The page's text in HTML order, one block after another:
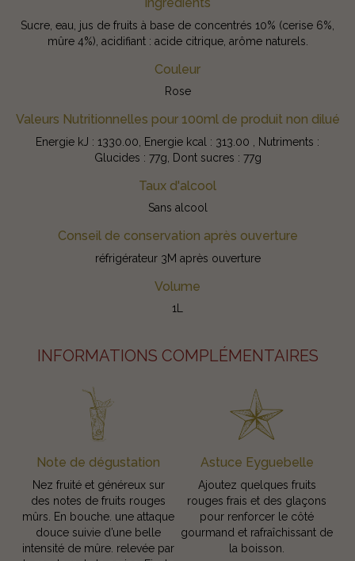
Sucre, eau, jus de fruits à base de concentrés 10% (cerise 6%,
mûre 4%), acidifiant : acide citrique, arôme naturels.
Couleur
Rose
Valeurs Nutritionnelles pour 100ml de produit non dilué
Energie kJ : 1330.00, Energie kcal : 313.00 , Nutriments :
Glucides : 77g, Dont sucres : 77g
Taux d'alcool
Sans alcool
Conseil de conservation après ouverture
réfrigérateur 3M après ouverture
Volume
1L
INFORMATIONS COMPLÉMENTAIRES
Note de dégustation
Nez fruité et généreux sur
des notes de fruits rouges
mûrs. En bouche. une attaque
douce suivie d’une belle
intensité de mûre. relevée par
Astuce Eyguebelle
Ajoutez quelques fruits
rouges frais et des glaçons
pour renforcer le côté
gourmand et rafraîchissant de
la boisson.